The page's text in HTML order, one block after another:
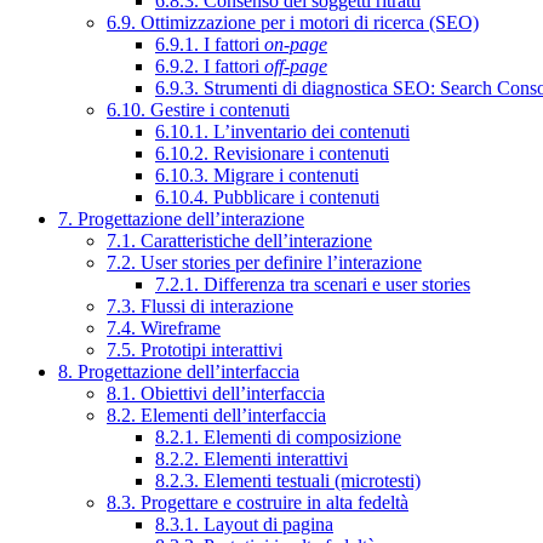
6.9. Ottimizzazione per i motori di ricerca (SEO)
6.9.1. I fattori on-page
6.9.2. I fattori off-page
6.9.3. Strumenti di diagnostica SEO: Search
6.10. Gestire i contenuti
6.10.1. L’inventario dei contenuti
6.10.2. Revisionare i contenuti
6.10.3. Migrare i contenuti
6.10.4. Pubblicare i contenuti
7. Progettazione dell’interazione
7.1. Caratteristiche dell’interazione
7.2. User stories per definire l’interazione
7.2.1. Differenza tra scenari e user stories
7.3. Flussi di interazione
7.4. Wireframe
7.5. Prototipi interattivi
8. Progettazione dell’interfaccia
8.1. Obiettivi dell’interfaccia
8.2. Elementi dell’interfaccia
8.2.1. Elementi di composizione
8.2.2. Elementi interattivi
8.2.3. Elementi testuali (microtesti)
8.3. Progettare e costruire in alta fedeltà
8.3.1. Layout di pagina